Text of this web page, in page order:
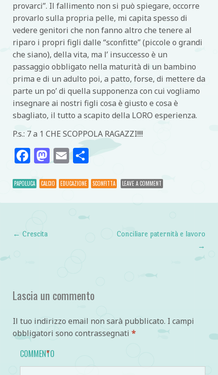
provarci”. Il fallimento non si può spiegare, occorre
provarlo sulla propria pelle, mi capita spesso di
vedere genitori che non fanno altro che tenere al
riparo i propri figli dalle “sconfitte” (piccole o grandi
che siano), della vita, ma l’ insuccesso è un
passaggio obbligato nella maturità di un bambino
prima e di un adulto poi, a patto, forse, di mettere da
parte un po’ di quella supponenza con cui vogliamo
insegnare ai nostri figli cosa è giusto e cosa è
sbagliato, il tutto a scapito della LORO esperienza.
P.s.: 7 a 1 CHE SCOPPOLA RAGAZZI!!!!
Facebook
Mastodon
EmailCondividi
PAPOLUCA CALCIO EDUCAZIONE SCONFITTA LEAVE A COMMENT
Post navigation
← Crescita
Conciliare paternità e lavoro
→
Lascia un commento
Il tuo indirizzo email non sarà pubblicato. I campi
obbligatori sono contrassegnati *
COMMENTO
*